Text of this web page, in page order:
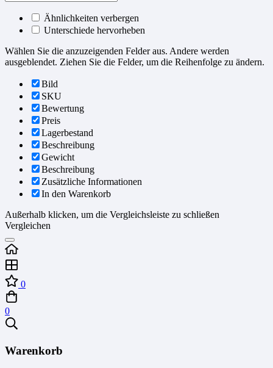
Ähnlichkeiten verbergen
Unterschiede hervorheben
Wählen Sie die anzuzeigenden Felder aus. Andere werden
ausgeblendet. Ziehen Sie die Felder, um die Reihenfolge zu ändern.
Bild
SKU
Bewertung
Preis
Lagerbestand
Beschreibung
Gewicht
Beschreibung
Zusätzliche Informationen
In den Warenkorb
Außerhalb klicken, um die Vergleichsleiste zu schließen
Vergleichen
0
0
Warenkorb